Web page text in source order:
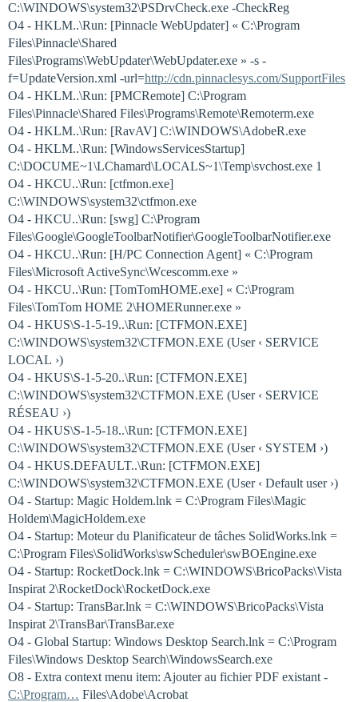
C:\WINDOWS\system32\PSDrvCheck.exe -CheckReg
O4 - HKLM..\Run: [Pinnacle WebUpdater] « C:\Program
Files\Pinnacle\Shared
Files\Programs\WebUpdater\WebUpdater.exe » -s -
f=UpdateVersion.xml -url=http://cdn.pinnaclesys.com/SupportFiles
O4 - HKLM..\Run: [PMCRemote] C:\Program
Files\Pinnacle\Shared Files\Programs\Remote\Remoterm.exe
O4 - HKLM..\Run: [RavAV] C:\WINDOWS\AdobeR.exe
O4 - HKLM..\Run: [WindowsServicesStartup]
C:\DOCUME~1\LChamard\LOCALS~1\Temp\svchost.exe 1
O4 - HKCU..\Run: [ctfmon.exe]
C:\WINDOWS\system32\ctfmon.exe
O4 - HKCU..\Run: [swg] C:\Program
Files\Google\GoogleToolbarNotifier\GoogleToolbarNotifier.exe
O4 - HKCU..\Run: [H/PC Connection Agent] « C:\Program
Files\Microsoft ActiveSync\Wcescomm.exe »
O4 - HKCU..\Run: [TomTomHOME.exe] « C:\Program
Files\TomTom HOME 2\HOMERunner.exe »
O4 - HKUS\S-1-5-19..\Run: [CTFMON.EXE]
C:\WINDOWS\system32\CTFMON.EXE (User ‹ SERVICE
LOCAL ›)
O4 - HKUS\S-1-5-20..\Run: [CTFMON.EXE]
C:\WINDOWS\system32\CTFMON.EXE (User ‹ SERVICE
RÉSEAU ›)
O4 - HKUS\S-1-5-18..\Run: [CTFMON.EXE]
C:\WINDOWS\system32\CTFMON.EXE (User ‹ SYSTEM ›)
O4 - HKUS.DEFAULT..\Run: [CTFMON.EXE]
C:\WINDOWS\system32\CTFMON.EXE (User ‹ Default user ›)
O4 - Startup: Magic Holdem.lnk = C:\Program Files\Magic
Holdem\MagicHoldem.exe
O4 - Startup: Moteur du Planificateur de tâches SolidWorks.lnk =
C:\Program Files\SolidWorks\swScheduler\swBOEngine.exe
O4 - Startup: RocketDock.lnk = C:\WINDOWS\BricoPacks\Vista
Inspirat 2\RocketDock\RocketDock.exe
O4 - Startup: TransBar.lnk = C:\WINDOWS\BricoPacks\Vista
Inspirat 2\TransBar\TransBar.exe
O4 - Global Startup: Windows Desktop Search.lnk = C:\Program
Files\Windows Desktop Search\WindowsSearch.exe
O8 - Extra context menu item: Ajouter au fichier PDF existant -
C:\Program… Files\Adobe\Acrobat